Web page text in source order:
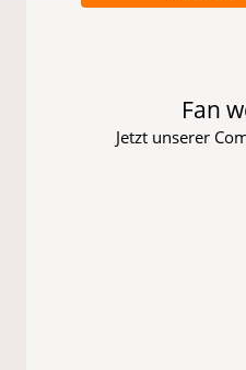
Fan
Jetzt unserer